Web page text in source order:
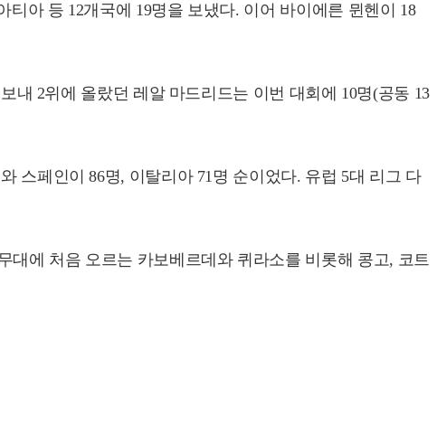
아 등 12개국에 19명을 보냈다. 이어 바이에른 뮌헨이 18
내 2위에 올랐던 레알 마드리드는 이번 대회에 10명(공동 13
스페인이 86명, 이탈리아 71명 순이었다. 유럽 5대 리그 다
대에 처음 오르는 카보베르데와 퀴라소를 비롯해 콩고, 코트